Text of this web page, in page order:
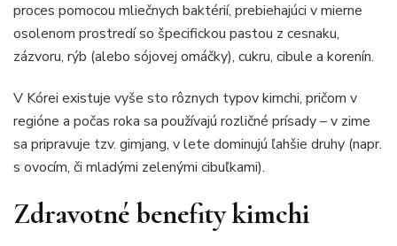
proces pomocou mliečnych baktérií, prebiehajúci v mierne
osolenom prostredí so špecifickou pastou z cesnaku,
zázvoru, rýb (alebo sójovej omáčky), cukru, cibule a korenín.
V Kórei existuje vyše sto rôznych typov kimchi, pričom v
regióne a počas roka sa používajú rozličné prísady – v zime
sa pripravuje tzv. gimjang, v lete dominujú ľahšie druhy (napr.
s ovocím, či mladými zelenými cibuľkami).
Zdravotné benefity kimchi